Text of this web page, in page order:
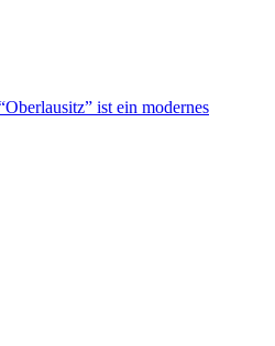
ist ein modernes